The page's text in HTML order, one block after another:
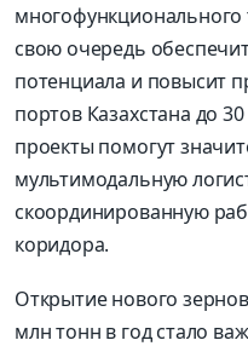
свою очередь
потенциала и повысит
портов Казахстана до
проекты помогут
мультимодальную
скоординированную
коридора.
Открытие нового
млн тонн в год стало